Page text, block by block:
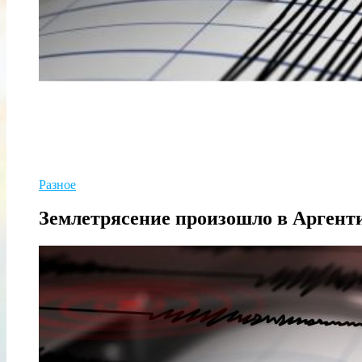
Разное
Землетрясение произошло в